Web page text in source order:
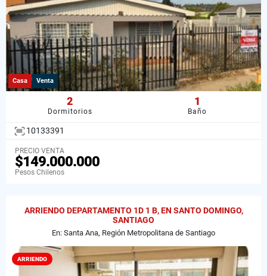
Casa Venta
2
Dormitorios
1
Baño
10133391
PRECIO VENTA
$149.000.000
Pesos Chilenos
ARRIENDO DEPARTAMENTO 1D 1 B, EN SANTO DOMINGO,
SANTIAGO
En: Santa Ana, Región Metropolitana de Santiago
ARRIENDO